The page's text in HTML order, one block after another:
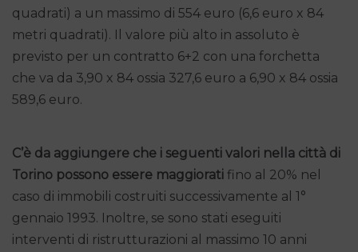
quadrati) a un massimo di 554 euro (6,6 euro x 84
metri quadrati). Il valore più alto in assoluto è
previsto per un contratto 6+2 con una forchetta
che va da 3,90 x 84 ossia 327,6 euro a 6,90 x 84 ossia
589,6 euro.
C’è da aggiungere che i seguenti valori nella città di
Torino possono essere maggiorati fino al 20% nel
caso di immobili costruiti successivamente al 1°
gennaio 1993. Inoltre, se sono stati eseguiti
interventi di ristrutturazioni al massimo 10 anni